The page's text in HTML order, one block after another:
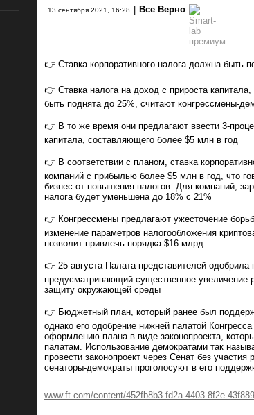
13 сентября 2021, 16:28 Все Верно
👉 Ставка корпоративного налога должна быть
👉 Ставка налога на доход с прироста
быть поднята до 25%, считают конгрессмены-
👉 В то же время они предлагают ввести 3-
капитала, составляющего более $5 млн в год
👉 В соответствии с планом, ставка
компаний с прибылью более $5 млн в год, что
бизнес от повышения налогов. Для компаний,
налога будет уменьшена до 18% с 21%
👉 Конгрессмены предлагают ужесточение
изменение параметров налогообложения
позволит привлечь порядка $16 млрд
👉 25 августа Палата представителей
предусматривающий существенное увеличение
защиту окружающей среды
👉 Бюджетный план, который ранее был
однако его одобрение нижней палатой
оформлению плана в виде законопроекта,
палатам. Использование демократами так
провести законопроект через Сенат без
сенаторы-демократы проголосуют в его
www.ft.com/content/452fb8b3-fd2a-4403-8f2e-